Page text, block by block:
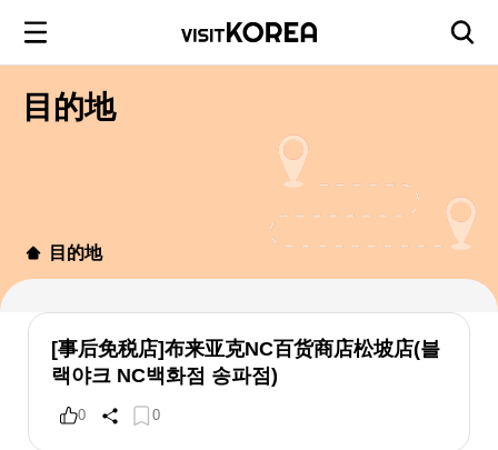
目的地
目的地
[事后免税店]布来亚克NC百货商店松坡店(블
랙야크 NC백화점 송파점)
0 0